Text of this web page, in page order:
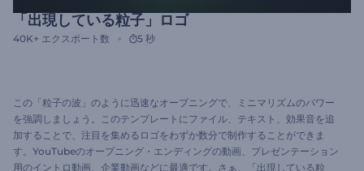
「出現している粒子」ロゴ
40K+ エクスポート数 5 秒
この「粒子の波」のように迅速なオープニングで、ミニマリズムのパワー
を強調しましょう。このテンプレートにファイル、テキスト、効果音を追
加することで、注目を集めるロゴをわずか数分で制作することができま
す。YouTubeのオープニング・エンディングの動画、プレゼンテーション
用のイントロ動画、企業動画などに最適です。さぁ、「出現している粒